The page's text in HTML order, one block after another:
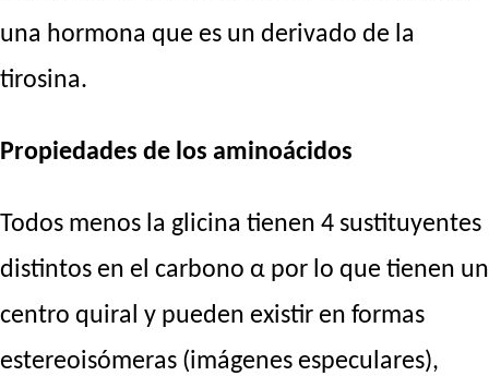
una hormona que es un derivado de la
tirosina.
Propiedades de los aminoácidos
Todos menos la glicina tienen 4 sustituyentes
distintos en el carbono α por lo que tienen un
centro quiral y pueden existir en formas
estereoisómeras (imágenes especulares),